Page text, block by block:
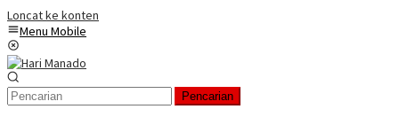
Loncat ke konten
Menu Mobile
Pencarian